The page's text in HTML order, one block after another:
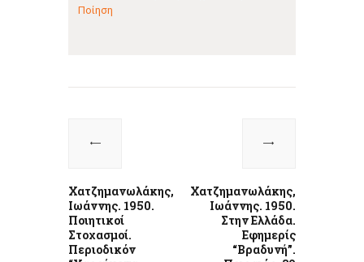
Ποίηση
Χατζημανωλάκης,
Ιωάννης. 1950.
Ποιητικοί
Στοχασμοί.
Περιοδικόν
Χατζημανωλάκης,
Ιωάννης. 1950.
Στην Ελλάδα.
Εφημερίς
“Βραδυνή”.